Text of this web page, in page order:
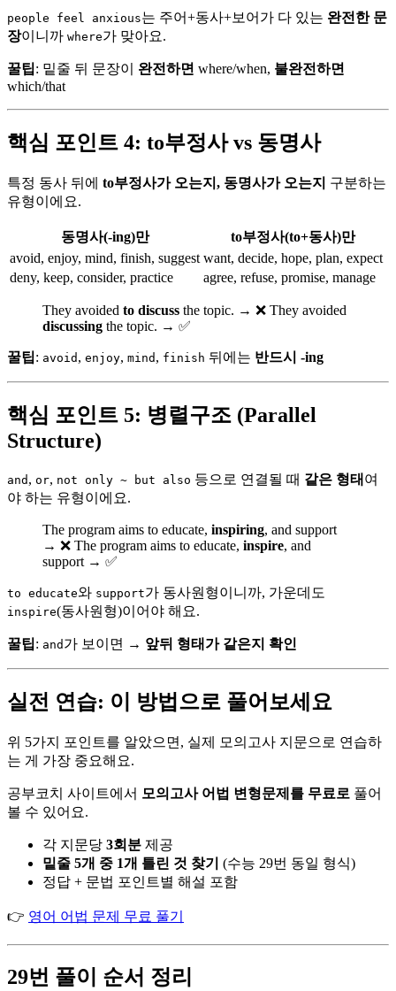
people feel anxious는 주어+동사+보어가 다 있는 완전한 문
장이니까 where가 맞아요.
꿀팁: 밑줄 뒤 문장이 완전하면 where/when, 불완전하면
which/that
핵심 포인트 4: to부정사 vs 동명사
특정 동사 뒤에 to부정사가 오는지, 동명사가 오는지 구분하는
유형이에요.
동명사(-ing)만
to부정사(to+동사)만
avoid, enjoy, mind, finish, suggest want, decide, hope, plan, expect
deny, keep, consider, practice
agree, refuse, promise, manage
They avoided to discuss the topic. → ❌ They avoided
discussing the topic. → ✅
꿀팁: avoid , enjoy, mind , finish 뒤에는 반드시 -ing
핵심 포인트 5: 병렬구조 (Parallel
Structure)
and , or, not only ~ but also 등으로 연결될 때 같은 형태 여
야 하는 유형이에요.
The program aims to educate, inspiring, and support
→ ❌ The program aims to educate, inspire, and
support → ✅
to educate와 support가 동사원형이니까, 가운데도
inspire(동사원형)이어야 해요.
꿀팁: and 가 보이면 → 앞뒤 형태가 같은지 확인
실전 연습: 이 방법으로 풀어보세요
위 5가지 포인트를 알았으면, 실제 모의고사 지문으로 연습하
는 게 가장 중요해요.
공부코치 사이트에서 모의고사 어법 변형문제를 무료로 풀어
볼 수 있어요.
각 지문당 3회분 제공
밑줄 5개 중 1개 틀린 것 찾기 (수능 29번 동일 형식)
정답 + 문법 포인트별 해설 포함
👉 영어 어법 문제 무료 풀기
29번 풀이 순서 정리